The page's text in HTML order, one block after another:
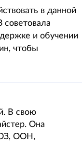
в данной
и обучении
чтобы
В свою
Она
ООН,